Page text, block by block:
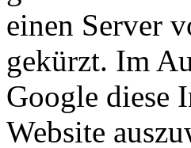
einen Server
gekürzt. Im
Google diese
Website